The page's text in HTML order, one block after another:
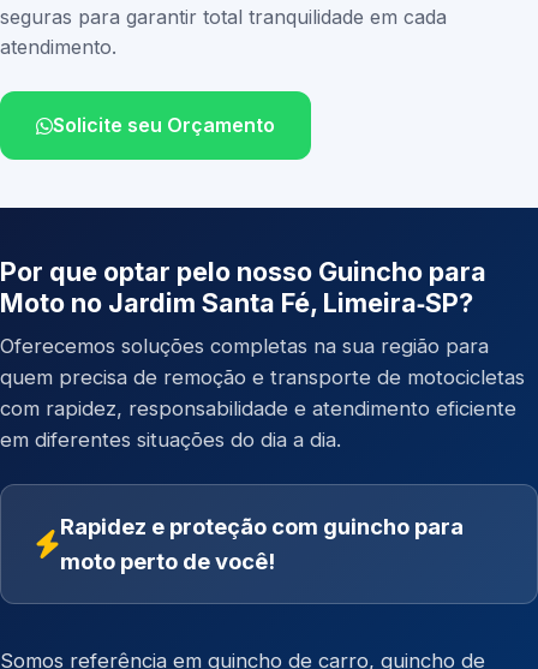
seguras para garantir total tranquilidade em cada
atendimento.
Solicite seu Orçamento
Por que optar pelo nosso Guincho para
Moto no Jardim Santa Fé, Limeira‑SP?
Oferecemos soluções completas na sua região para
quem precisa de remoção e transporte de motocicletas
com rapidez, responsabilidade e atendimento eficiente
em diferentes situações do dia a dia.
Rapidez e proteção com guincho para
moto perto de você!
Somos referência em guincho de carro, guincho de